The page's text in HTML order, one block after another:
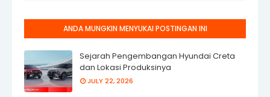
ANDA MUNGKIN MENYUKAI POSTINGAN INI
Sejarah Pengembangan Hyundai Creta
dan Lokasi Produksinya
JULY 22, 2026